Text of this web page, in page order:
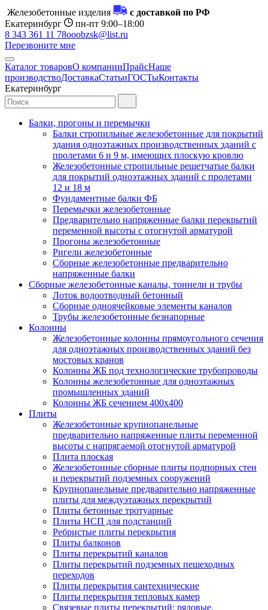
Железобетонные изделия
с доставкой по РФ
Екатеринбург
пн-пт 9:00–18:00
8 343 361 11 78ooobzsk@list.ru
Перезвоните мне
Каталог товаровО компанииПрайсНаше
производствоДоставкаСтатьиГОСТыКонтакты
Екатеринбург
Балки, прогоны и перемычки
Балки стропильные железобетонные для покрытий
здания одноэтажных производственных зданий с
пролетами 6 и 9 м, имеющих плоскую кровлю
Железобетонные стропильные решетчатые балки
для покрытий одноэтажных зданий с пролетами
12 и 18 м
Фундаментные балки ФБ
Перемычки железобетонные
Предварительно напряженные балки перекрытий
переменной высоты с отогнутой арматурой
Прогоны железобетонные
Ригели железобетонные
Сборные железобетонные предварительно
напряженные балки
Сборные железобетонные каналы, тоннели и трубы
Лоток водоотводный бетонный
Сборные одноячейковые элементы каналов
Трубы железобетонные безнапорные
Колонны
Железобетонные колонны прямоугольного сечения
для одноэтажных производственных зданий без
мостовых кранов
Колонны ЖБ под технологические трубопроводы
Колонны железобетонные для одноэтажных
промышленных зданий
Колонны ЖБ сечением 400х400
Плиты
Железобетонные крупнопанельные
предварительно напряженные плиты переменной
высоты с напрягаемой отогнутой арматурой
Плита плоская
Железобетонные сборные плиты подпорных стен
и перекрытий подземных сооружений
Крупнопанельные предварительно напряженные
плиты для междуэтажных перекрытий
Плиты бетонные тротуарные
Плиты НСП для подстанций
Ребристые плиты перекрытия
Плиты балконов
Плиты перекрытий каналов
Плиты перекрытий подземных пешеходных
переходов
Плиты перекрытия сантехнические
Плиты перекрытия тепловых камер
Связевые плиты перекрытий: рядовые,